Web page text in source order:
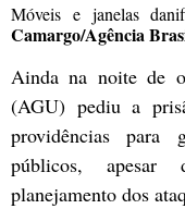
Móveis e janelas
Camargo/Agência
Ainda na noite de
(AGU) pediu a
providências para
públicos,
planejamento